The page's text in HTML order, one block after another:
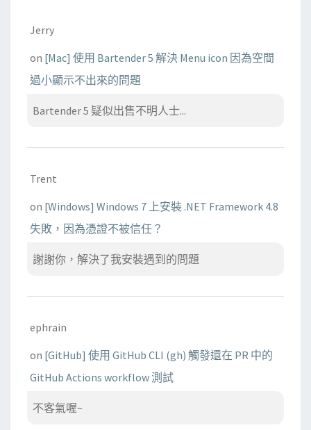
Jerry
on [Mac] 使用 Bartender 5 解決 Menu icon 因為空間
過小顯示不出來的問題
Bartender 5 疑似出售不明人士...
Trent
on [Windows] Windows 7 上安裝 .NET Framework 4.8
失敗，因為憑證不被信任？
謝謝你，解決了我安裝遇到的問題
ephrain
on [GitHub] 使用 GitHub CLI (gh) 觸發還在 PR 中的
GitHub Actions workflow 測試
不客氣喔~